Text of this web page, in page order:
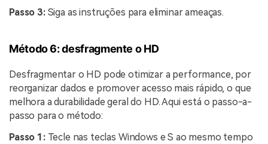
Passo 3:Siga as instruções para eliminar ameaças.
Método 6: desfragmente o HD
Desfragmentar o HD pode otimizar a performance, por
reorganizar dados e promover acesso mais rápido, o que
melhora a durabilidade geral do HD. Aqui está o passo-a-
passo para o método:
Passo 1:Tecle nas teclas Windows e S ao mesmo tempo